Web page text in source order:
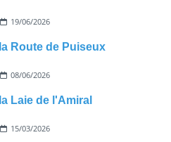
19/06/2026
la Route de Puiseux
08/06/2026
la Laie de l'Amiral
15/03/2026